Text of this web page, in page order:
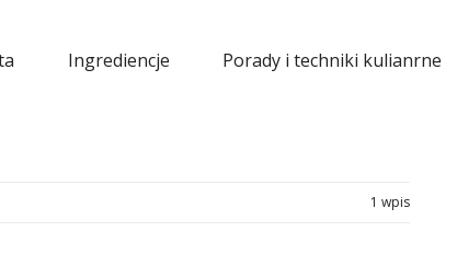
Ingrediencje Porady i techniki kulianrne
1 wpis